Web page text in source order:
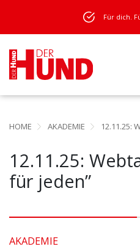
Für dich.
HOME AKADEMIE 12.11.25:
12.11.25:
für jeden”
AKADEMIE